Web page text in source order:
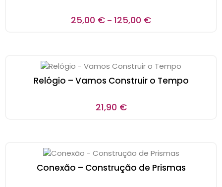
25,00 € – 125,00 €
Relógio – Vamos Construir o Tempo
21,90 €
Conexão – Construção de Prismas